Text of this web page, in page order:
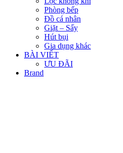
Phòng bếp
Đồ cá nhân
Giặt – Sấy
Hút bụi
Gia dụng khác
BÀI VIẾT
ƯU ĐÃI
Brand